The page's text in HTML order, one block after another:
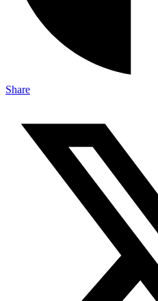
Share